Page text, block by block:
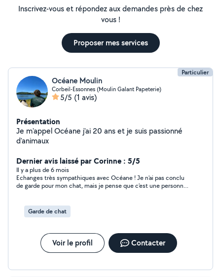
Inscrivez-vous et répondez aux demandes près de chez
vous !
Proposer mes services
Particulier
Océane Moulin
Corbeil-Essonnes (Moulin Galant Papeterie)
5/5 (1 avis)
Présentation
Je m'appel Océane j'ai 20 ans et je suis passionné
d'animaux
Dernier avis laissé par Corinne : 5/5
Il y a plus de 6 mois
Echanges très sympathiques avec Océane ! Je n'ai pas conclu
de garde pour mon chat, mais je pense que c'est une personne
pour faire garder votre animal de compagnie, de mon côté ce
sera quelqu'un de ma famille qui va s'occuper de mon chat
Garde de chat
Voir le profil Contacter